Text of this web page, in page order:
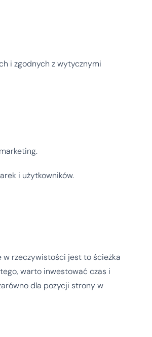
i zgodnych z wytycznymi
i użytkowników.
w rzeczywistości jest to ścieżka
warto inwestować czas i
dla pozycji strony w